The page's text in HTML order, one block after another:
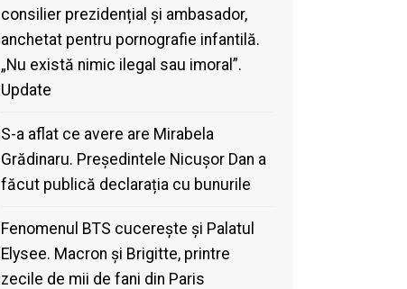
consilier prezidențial și ambasador,
anchetat pentru pornografie infantilă.
„Nu există nimic ilegal sau imoral”.
Update
S-a aflat ce avere are Mirabela
Grădinaru. Președintele Nicușor Dan a
făcut publică declarația cu bunurile
Fenomenul BTS cucerește și Palatul
Elysee. Macron și Brigitte, printre
zecile de mii de fani din Paris